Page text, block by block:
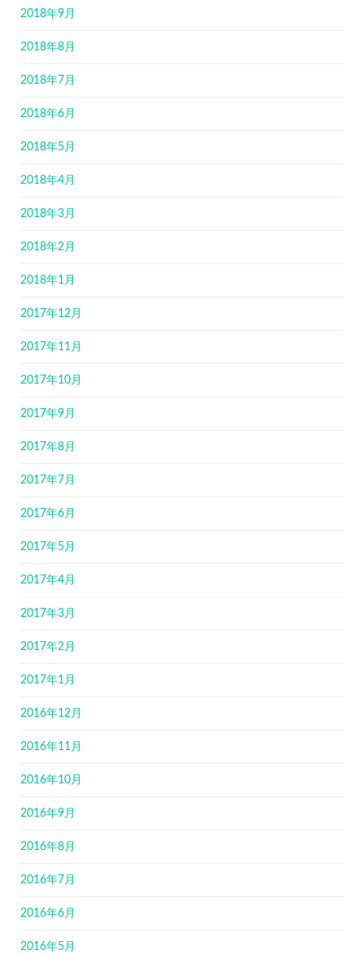
2018年9月
2018年8月
2018年7月
2018年6月
2018年5月
2018年4月
2018年3月
2018年2月
2018年1月
2017年12月
2017年11月
2017年10月
2017年9月
2017年8月
2017年7月
2017年6月
2017年5月
2017年4月
2017年3月
2017年2月
2017年1月
2016年12月
2016年11月
2016年10月
2016年9月
2016年8月
2016年7月
2016年6月
2016年5月